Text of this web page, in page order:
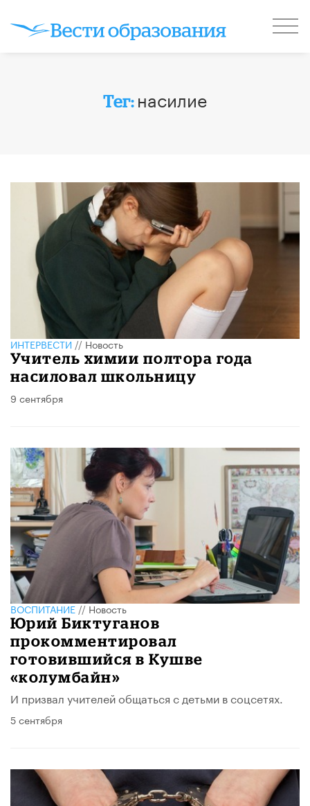
Тег: насилие
ИНТЕРВЕСТИ//Новость
Учитель химии полтора года
насиловал школьницу
9 сентября
ВОСПИТАНИЕ//Новость
Юрий Биктуганов
прокомментировал
готовившийся в Кушве
«колумбайн»
И призвал учителей общаться с детьми в соцсетях.
5 сентября